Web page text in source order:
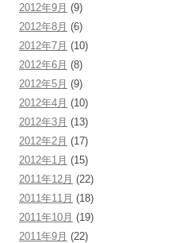
2012年9月 (9)
2012年8月 (6)
2012年7月 (10)
2012年6月 (8)
2012年5月 (9)
2012年4月 (10)
2012年3月 (13)
2012年2月 (17)
2012年1月 (15)
2011年12月 (22)
2011年11月 (18)
2011年10月 (19)
2011年9月 (22)